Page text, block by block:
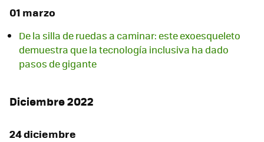
01 marzo
De la silla de ruedas a caminar: este exoesqueleto
demuestra que la tecnología inclusiva ha dado
pasos de gigante
Diciembre 2022
24 diciembre